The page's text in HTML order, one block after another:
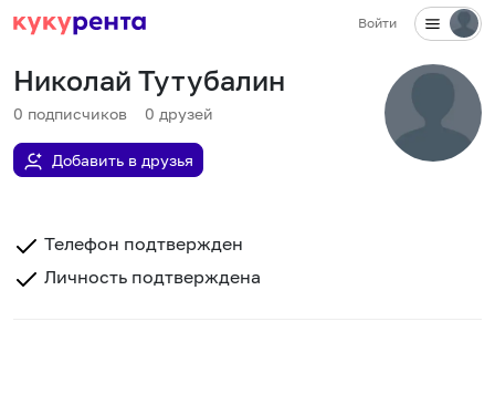
Войти
Николай Тутубалин
0 подписчиков 0 друзей
Добавить в друзья
Телефон подтвержден
Личность подтверждена